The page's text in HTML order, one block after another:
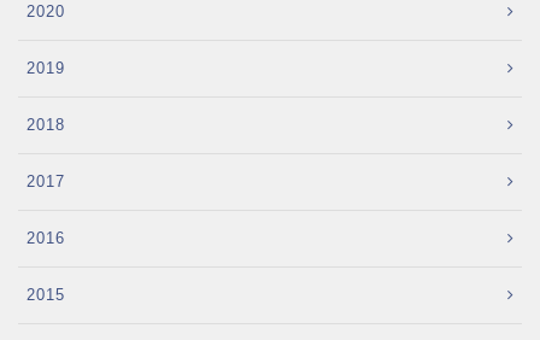
2020
2019
2018
2017
2016
2015